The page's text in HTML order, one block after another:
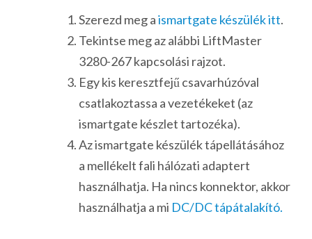
Szerezd meg aismartgate készülék itt.
Tekintse meg az alábbi LiftMaster
3280-267 kapcsolási rajzot.
Egy kis keresztfejű csavarhúzóval
csatlakoztassa a vezetékeket (az
ismartgate készlet tartozéka).
Az ismartgate készülék tápellátásához
a mellékelt fali hálózati adaptert
használhatja. Ha nincs konnektor, akkor
használhatja a mi DC/DC tápátalakító.